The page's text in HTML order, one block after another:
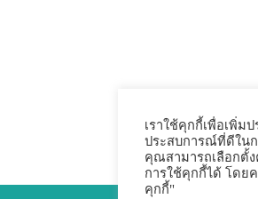
เราใช้คุกกี้เพื่อเพิ่ม
ประสบการณ์ที่ดีในก
คุณสามารถเลือกตั้
การใช้คุกกี้ได้ โดย
คุกกี้"